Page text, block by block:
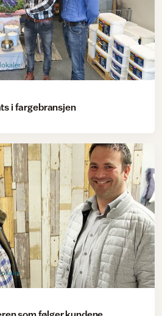
i fargebransjen